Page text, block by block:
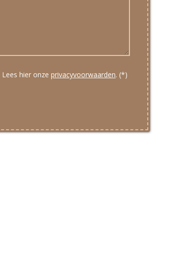
Lees hier onze privacyvoorwaarden. (*)